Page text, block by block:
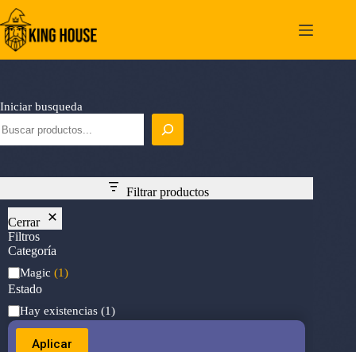
Saltar
al
contenido
Iniciar busqueda
Filtrar productos
Cerrar
Filtros
Categoría
Categoría
Magic (1)
Estado
Estado
Hay existencias (1)
Aplicar